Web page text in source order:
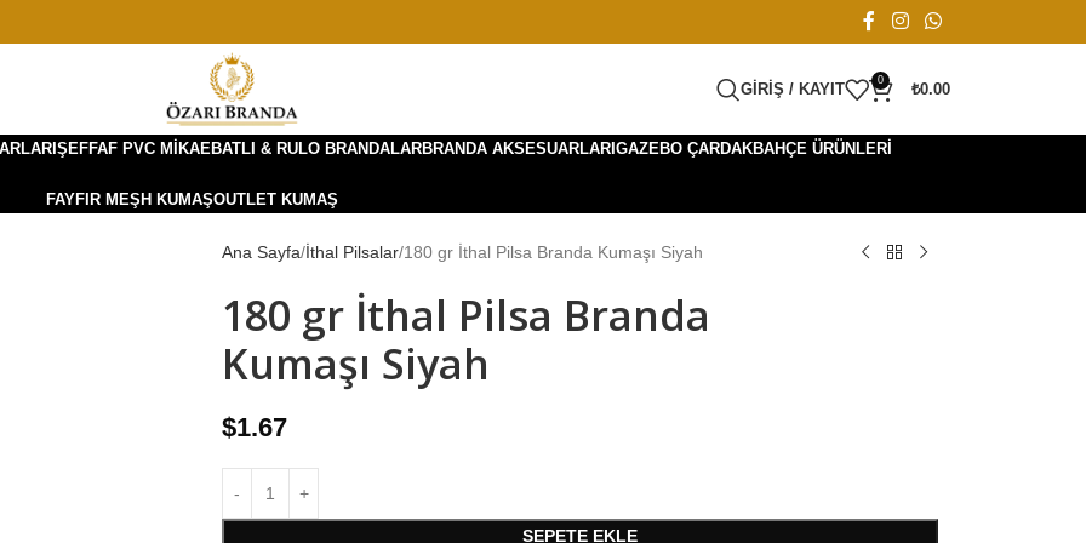
GIRIŞ / KAYIT
0
₺0.00
ŞEFFAF PVC MIKAEBATLI & RULO BRANDALARBRANDA AKSESUARLARIGAZEBO ÇARDAKBAHÇE ÜRÜNLERI
FAYFIR MEŞH KUMAŞOUTLET KUMAŞ
Ana Sayfa İthal Pilsalar 180 gr İthal Pilsa Branda Kumaşı Siyah
180 gr İthal Pilsa Branda
Kumaşı Siyah
$1.67
SEPETE EKLE